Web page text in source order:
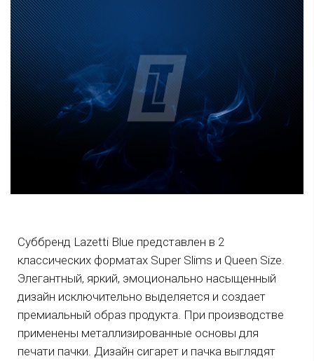
Суббренд Lazetti Blue представлен в 2
классических форматах Super Slims и Queen Size.
Элегантный, яркий, эмоционально насыщенный
дизайн исключительно выделяется и создает
премиальный образ продукта. При производстве
применены металлизированные основы для
печати пачки. Дизайн сигарет и пачка выглядят